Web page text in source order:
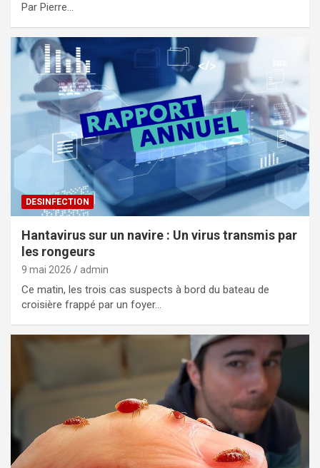
Par Pierre…
DESINFECTION
Hantavirus sur un navire : Un virus transmis par
les rongeurs
9 mai 2026 admin
Ce matin, les trois cas suspects à bord du bateau de
croisière frappé par un foyer…